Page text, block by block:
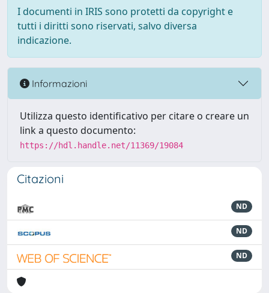
I documenti in IRIS sono protetti da copyright e
tutti i diritti sono riservati, salvo diversa
indicazione.
Informazioni
Utilizza questo identificativo per citare o creare un
link a questo documento:
https://hdl.handle.net/11369/19084
Citazioni
ND
ND
ND